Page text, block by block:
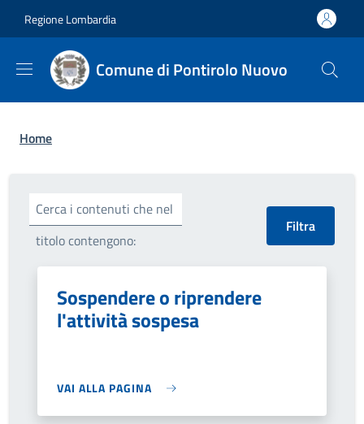
Regione Lombardia
Comune di Pontirolo Nuovo
Briciole di pane
Home
Cerca i contenuti che nel
titolo contengono:
Sospendere o riprendere
l'attività sospesa
VAI ALLA PAGINA